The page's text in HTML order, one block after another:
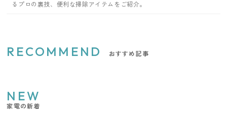
るプロの裏技、便利な掃除アイテムをご紹介。
RECOMMEND おすすめ記事
NEW
家電の新着